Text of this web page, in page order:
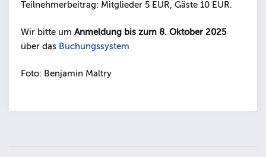
Teilnehmerbeitrag: Mitglieder 5 EUR, Gäste 10 EUR.
Wir bitte um Anmeldung bis zum 8. Oktober 2025
über das Buchungssystem
Foto: Benjamin Maltry